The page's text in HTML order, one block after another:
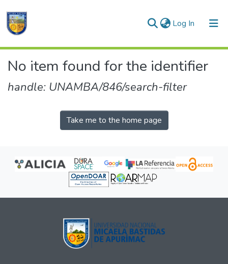
Log In (current)
Communities & Collections
No item found for the identifier
handle: UNAMBA/846/search-filter
Take me to the home page